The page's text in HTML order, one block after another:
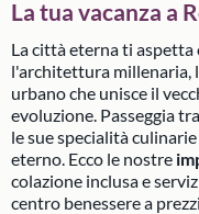
La tua vacanza a
La città eterna ti
l'architettura millenaria,
urbano che unisce il
evoluzione. Passeggia
le sue specialità
eterno. Ecco le nostre
colazione inclusa e
centro benessere a